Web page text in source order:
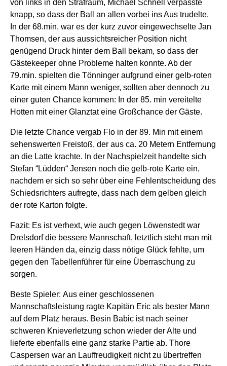
von links in den Strafraum, Michael Schnell verpasste
knapp, so dass der Ball an allen vorbei ins Aus trudelte.
In der 68.min. war es der kurz zuvor eingewechselte Jan
Thomsen, der aus aussichtsreicher Position nicht
genügend Druck hinter dem Ball bekam, so dass der
Gästekeeper ohne Probleme halten konnte. Ab der
79.min. spielten die Tönninger aufgrund einer gelb-roten
Karte mit einem Mann weniger, sollten aber dennoch zu
einer guten Chance kommen: In der 85. min vereitelte
Hotten mit einer Glanztat eine Großchance der Gäste.
Die letzte Chance vergab Flo in der 89. Min mit einem
sehenswerten Freistoß, der aus ca. 20 Metern Entfernung
an die Latte krachte. In der Nachspielzeit handelte sich
Stefan “Lüdden“ Jensen noch die gelb-rote Karte ein,
nachdem er sich so sehr über eine Fehlentscheidung des
Schiedsrichters aufregte, dass nach dem gelben gleich
der rote Karton folgte.
Fazit: Es ist verhext, wie auch gegen Löwenstedt war
Drelsdorf die bessere Mannschaft, letztlich steht man mit
leeren Händen da, einzig dass nötige Glück fehlte, um
gegen den Tabellenführer für eine Überraschung zu
sorgen.
Beste Spieler: Aus einer geschlossenen
Mannschaftsleistung ragte Kapitän Eric als bester Mann
auf dem Platz heraus. Besin Babic ist nach seiner
schweren Knieverletzung schon wieder der Alte und
lieferte ebenfalls eine ganz starke Partie ab. Thore
Caspersen war an Lauffreudigkeit nicht zu übertreffen